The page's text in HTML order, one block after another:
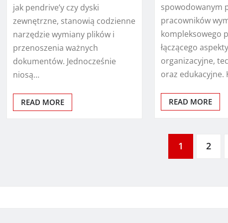
jak pendrive’y czy dyski
zewnętrzne, stanowią codzienne
narzędzie wymiany plików i
przenoszenia ważnych
dokumentów. Jednocześnie
niosą…
READ MORE
spowodowanym
pracowników
kompleksowego
łączącego aspekty
organizacyjne,
oraz edukacyjne.
READ MORE
1 2